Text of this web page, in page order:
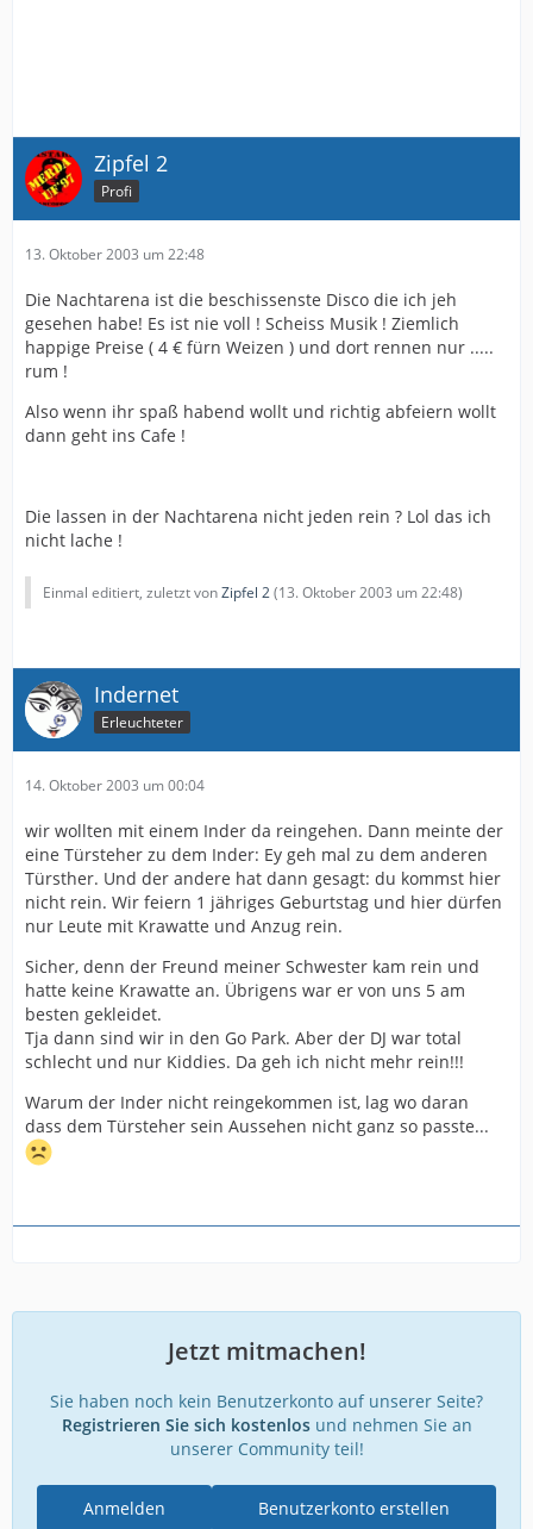
Zipfel 2
Profi
13. Oktober 2003 um 22:48
Die Nachtarena ist die beschissenste Disco die ich jeh
gesehen habe! Es ist nie voll ! Scheiss Musik ! Ziemlich
happige Preise ( 4 € fürn Weizen ) und dort rennen nur .....
rum !
Also wenn ihr spaß habend wollt und richtig abfeiern wollt
dann geht ins Cafe !
Die lassen in der Nachtarena nicht jeden rein ? Lol das ich
nicht lache !
Einmal editiert, zuletzt vonZipfel 2(13. Oktober 2003 um 22:48)
Indernet
Erleuchteter
14. Oktober 2003 um 00:04
wir wollten mit einem Inder da reingehen. Dann meinte der
eine Türsteher zu dem Inder: Ey geh mal zu dem anderen
Türsther. Und der andere hat dann gesagt: du kommst hier
nicht rein. Wir feiern 1 jähriges Geburtstag und hier dürfen
nur Leute mit Krawatte und Anzug rein.
Sicher, denn der Freund meiner Schwester kam rein und
hatte keine Krawatte an. Übrigens war er von uns 5 am
besten gekleidet.
Tja dann sind wir in den Go Park. Aber der DJ war total
schlecht und nur Kiddies. Da geh ich nicht mehr rein!!!
Warum der Inder nicht reingekommen ist, lag wo daran
dass dem Türsteher sein Aussehen nicht ganz so passte...
Jetzt mitmachen!
Sie haben noch kein Benutzerkonto auf unserer Seite?
Registrieren Sie sich kostenlosund nehmen Sie an
unserer Community teil!
Benutzerkonto erstellen
Anmelden